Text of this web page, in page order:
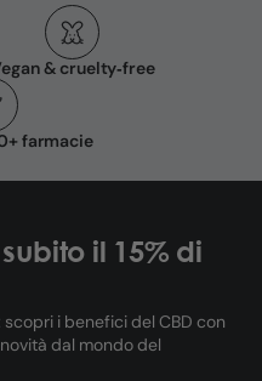
& cruelty‑free
farmacie
il 15% di
i benefici del CBD con
dal mondo del